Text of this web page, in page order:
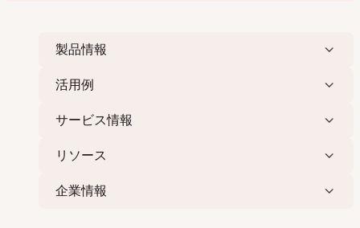
製品情報
活用例
サービス情報
リソース
企業情報